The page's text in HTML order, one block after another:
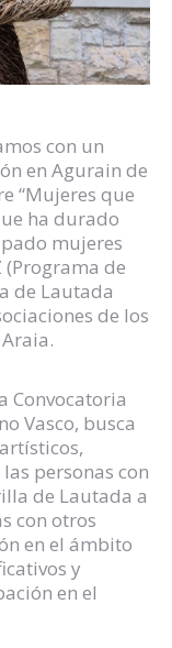
con un
en Agurain de
“Mujeres que
ha durado
mujeres
(Programa de
de Lautada
de los
Convocatoria
Vasco, busca
personas con
de Lautada a
con otros
en el ámbito
y
en el